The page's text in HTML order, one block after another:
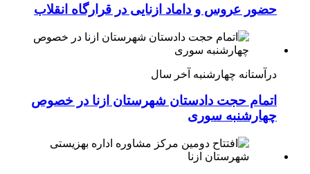
حضور عروس و داماد ازنایی در قرارگاه انقلاب
درآستانه چهارشنبه آخر سال
اتمام حجت دادستان شهرستان ازنا در خصوص
چهارشنبه ‌سوری